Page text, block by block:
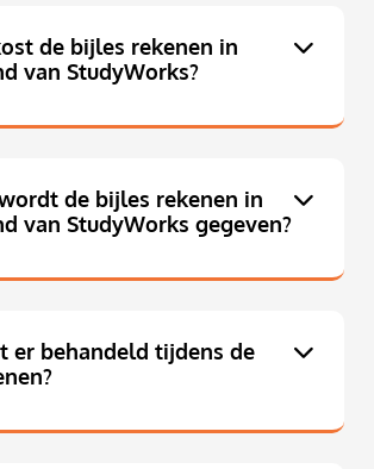
de bijles rekenen in
van StudyWorks?
de bijles rekenen in
van StudyWorks gegeven?
er behandeld tijdens de